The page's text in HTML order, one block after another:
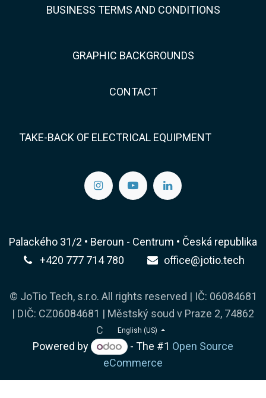
BUSINESS TERMS AND CONDITIONS
GRAPHIC BACKGROUNDS
CONTACT
TAKE-BACK OF ELECTRICAL EQUIPMENT
Palackého 31/2 • Beroun - Centrum • Česká republika
+420 777 714 780
office@jotio.tech
© JoTio Tech, s.r.o. All rights reserved | IČ: 06084681
| DIČ: CZ06084681 | Městský soud v Praze 2, 74862
C
English (US)
Powered by - The #1 Open Source
eCommerce